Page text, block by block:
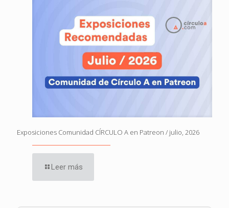
Exposiciones Comunidad CÍRCULO A en Patreon / julio, 2026
Leer más